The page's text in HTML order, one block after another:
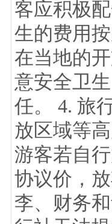
客应积极
生的费用
在当地的
意安全卫
任。 4. 旅
放区域等
游客若自
协议价，
李、财务